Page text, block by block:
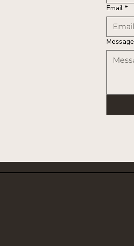
Email *
Message